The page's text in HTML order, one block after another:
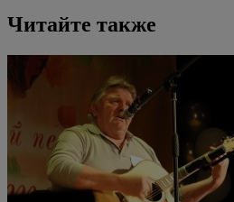
Читайте также